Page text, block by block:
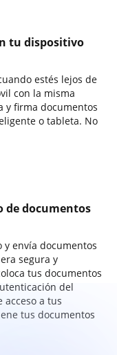
tu dispositivo
estés lejos de
con la misma
y firma documentos
o tableta. No
de documentos
y envía documentos
segura y
tus documentos
del
a tus
tus documentos